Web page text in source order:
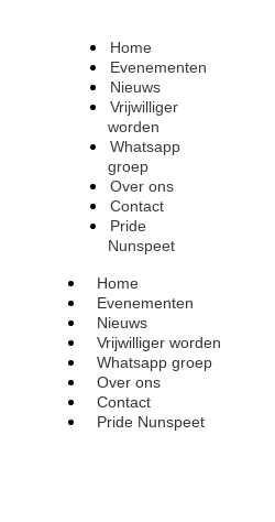
Home
Evenementen
Nieuws
Vrijwilliger
worden
Whatsapp
groep
Over ons
Contact
Pride
Nunspeet
Home
Evenementen
Nieuws
Vrijwilliger worden
Whatsapp groep
Over ons
Contact
Pride Nunspeet